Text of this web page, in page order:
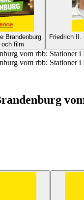
Brandenburg
film
Friedrich II.
vom rbb: Stationer i
vom rbb: Stationer i